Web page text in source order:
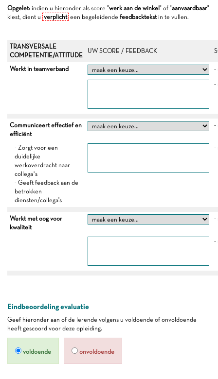
Opgelet: indien u hieronder als score "werk aan de winkel " of "aanvaardbaar"
kiest, dient u verplicht een begeleidende feedbacktekstin te vullen.
TRANSVERSALE
COMPETENTIE/ATTITUDE
UW SCORE / FEEDBACK
Werkt in teamverband -
-
Communiceert effectief en
efficiënt
-
- Zorgt voor een
duidelijke
werkoverdracht naar
collega’s
- Geeft feedback aan de
betrokken
diensten/collega's
-
Werkt met oog voor
kwaliteit
-
-
Eindbeoordeling evaluatie
Geef hieronder aan of de lerende volgens u voldoende of onvoldoende
heeft gescoord voor deze opleiding.
voldoende onvoldoende